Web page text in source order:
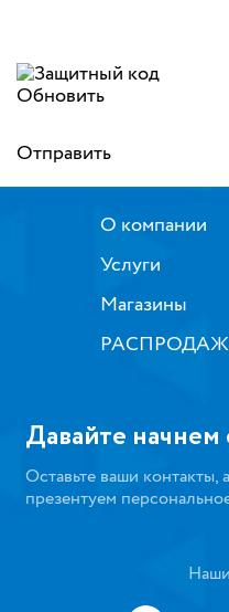
Обновить
Отправить
О компании
Услуги
Магазины
Давайте начнем
Оставьте ваши
презентуем